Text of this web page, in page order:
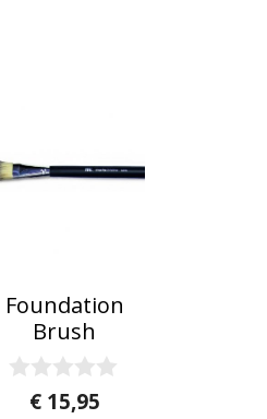
Foundation
Brush
€15,95